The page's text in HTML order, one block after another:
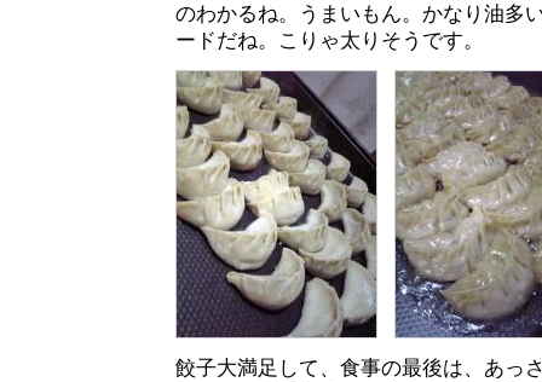
のわかるね。うまいもん。かなり油多
ードだね。こりゃ太りそうです。
餃子大満足して、食事の最後は、あっ